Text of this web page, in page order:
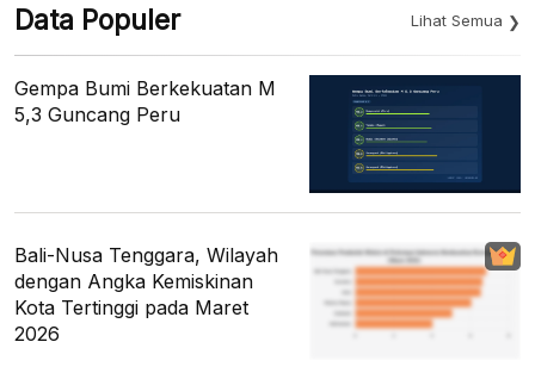
Data Populer Lihat Semua
Gempa Bumi Berkekuatan M
5,3 Guncang Peru
Bali-Nusa Tenggara, Wilayah
dengan Angka Kemiskinan
Kota Tertinggi pada Maret
2026